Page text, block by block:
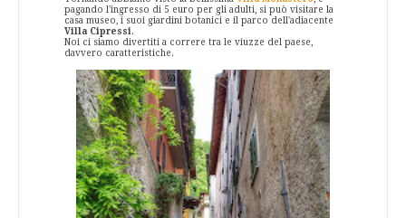
pagando l'ingresso di 5 euro per gli adulti, si può visitare la
casa museo, i suoi giardini botanici e il parco dell'adiacente
Villa Cipressi.
Noi ci siamo divertiti a correre tra le viuzze del paese,
davvero caratteristiche.